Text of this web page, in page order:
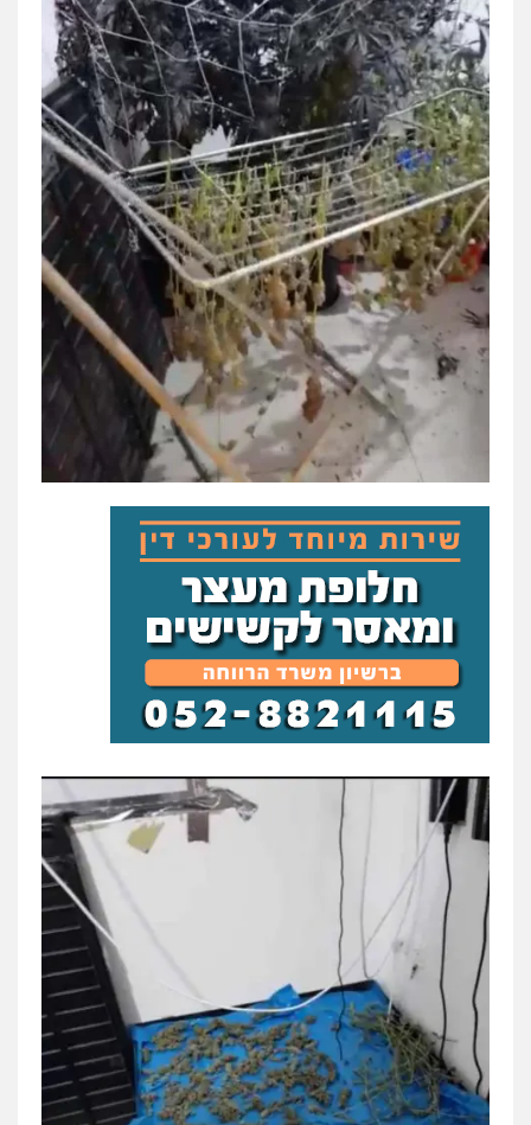
ניר קידר – צלם
צילום עורכי דין שירותים מקצועיים לעורכי
דין
0504578527
רונן הלל – מוניטין
שליליים
שירותים מקצועיים לעורכי דין
0522508109
אחסון אתרים
מהירות שירותים
מקצועיים לעורכי דין
מרכז התחלה חדשה
אסירים עבירות מין שירותים מקצועיים
לעורכי דין
0544500346